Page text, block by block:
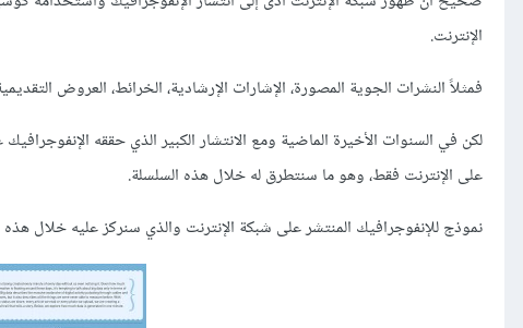
الإنترنت.
فمثلاً النشرات الجوية المصورة، الإشارات الإرشادية، الخرائط، العروض
لكن في السنوات الأخيرة الماضية ومع الانتشار الكبير الذي حققه
على الإنترنت فقط، وهو ما سنتطرق له خلال هذه السلسلة.
نموذج للإنفوجرافيك المنتشر على شبكة الإنترنت والذي سنركز عليه خلال هذه